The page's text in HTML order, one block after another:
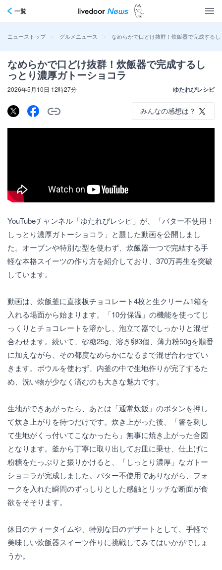
一覧
ニューストップ > グルメニュース > なめらかで口どけ抜群！炊飯器で完成する
なめらかで口どけ抜群！炊飯器で完成するし
っとり濃厚ガトーショコラ
2026年5月10日 12時27分 ゆたれぴレシピ
みんなの感想は？
YouTubeチャンネル「ゆたれぴレシピ」が、「バター不使用！
しっとり濃厚ガトーショコラ」と題した動画を公開しまし
た。オーブンや特別な型を使わず、炊飯器一つで完結する手
軽な本格スイーツの作り方を紹介しており、370万再生を突破
しています。
動画は、炊飯釜に直接板チョコレート4枚と生クリーム1箱を
入れる場面から始まります。「10分保温」の機能を使ってじ
っくりとチョコレートを溶かし、泡立て器でしっかりと混ぜ
合わせます。続いて、砂糖25g、溶き卵3個、薄力粉50gを順番
に加えながら、その都度なめらかになるまで混ぜ合わせてい
きます。ボウルを使わず、内釜の中で生地作りが完了するた
め、洗い物が少なく済むのも大きな魅力です。
生地ができあがったら、あとは「通常炊飯」のボタンを押し
て炊き上がりを待つだけです。炊き上がった後、「箸を刺し
て生地がくっ付いてこなかったら」無事に焼き上がった合図
となります。釜から丁寧に取り出してお皿に乗せ、仕上げに
粉糖をたっぷりと振りかけると、「しっとり濃厚」なガトー
ショコラが完成しました。バター不使用でありながら、フォ
ークを入れた瞬間のずっしりとした感触とリッチな断面が食
欲をそそります。
休日のティータイムや、特別な日のデザートとして、手軽で
美味しい炊飯器スイーツ作りに挑戦してみてはいかがでしょ
うか。